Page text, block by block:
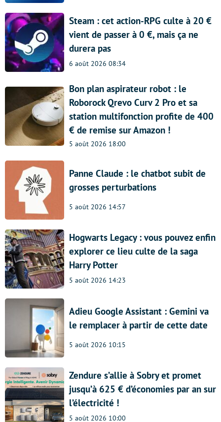
Steam : cet action-RPG culte à 20 €
vient de passer à 0 €, mais ça ne
durera pas
6 août 2026 08:34
Bon plan aspirateur robot : le
Roborock Qrevo Curv 2 Pro et sa
station multifonction profite de 400
€ de remise sur Amazon !
5 août 2026 18:00
Panne Claude : le chatbot subit de
grosses perturbations
5 août 2026 14:57
Hogwarts Legacy : vous pouvez enfin
explorer ce lieu culte de la saga
Harry Potter
5 août 2026 14:23
Adieu Google Assistant : Gemini va
le remplacer à partir de cette date
5 août 2026 10:15
Zendure s’allie à Sobry et promet
jusqu’à 625 € d’économies par an sur
l’électricité !
5 août 2026 10:00